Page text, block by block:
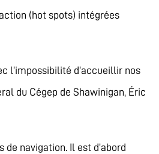
(hot spots) intégrées
l’impossibilité d’accueillir nos
du Cégep de Shawinigan, Éric
navigation. Il est d’abord